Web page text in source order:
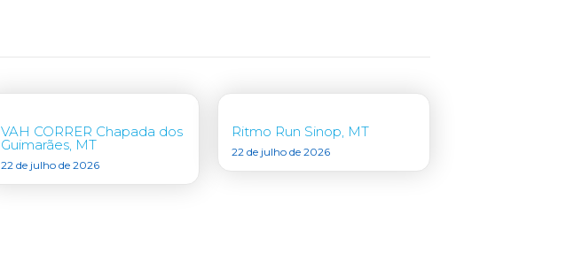
VAH CORRER Chapada dos
Guimarães, MT
22 de julho de 2026
Ritmo Run Sinop, MT
22 de julho de 2026